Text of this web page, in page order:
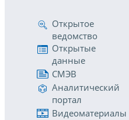
Открытое
ведомство
Открытые
данные
СМЭВ
Аналитический
портал
Видеоматериалы